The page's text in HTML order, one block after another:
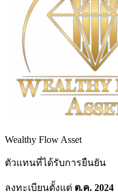
Wealthy Flow Asset
ตัวแทนที่ได้รับการยืนยัน
ลงทะเบียนตั้งแต่ ต.ค. 2024